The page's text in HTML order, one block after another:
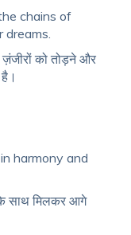
chains of
dreams.
को तोड़ने और
harmony and
साथ मिलकर आगे